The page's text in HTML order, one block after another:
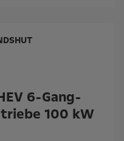
6-Gang-
100 kW